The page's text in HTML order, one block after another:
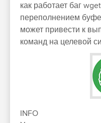
как работает баг
переполнением
может привести к
команд на целевой
INFO